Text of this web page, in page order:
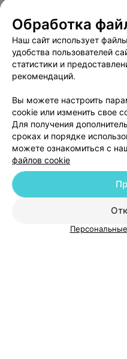
Медикаментозное
наркомании
Цена по запросу
Обработка
Наш сайт использует
удобства пользователей
статистики и
рекомендаций.
Вы можете настроить
cookie или изменить свое
Для получения
сроках и порядке
можете ознакомиться с
файлов cookie